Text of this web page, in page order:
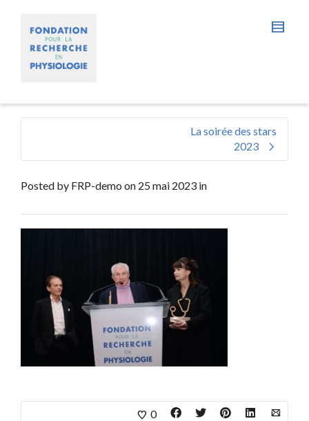
La soirée des stars
2023
Posted by FRP-demo on 25 mai 2023 in
0